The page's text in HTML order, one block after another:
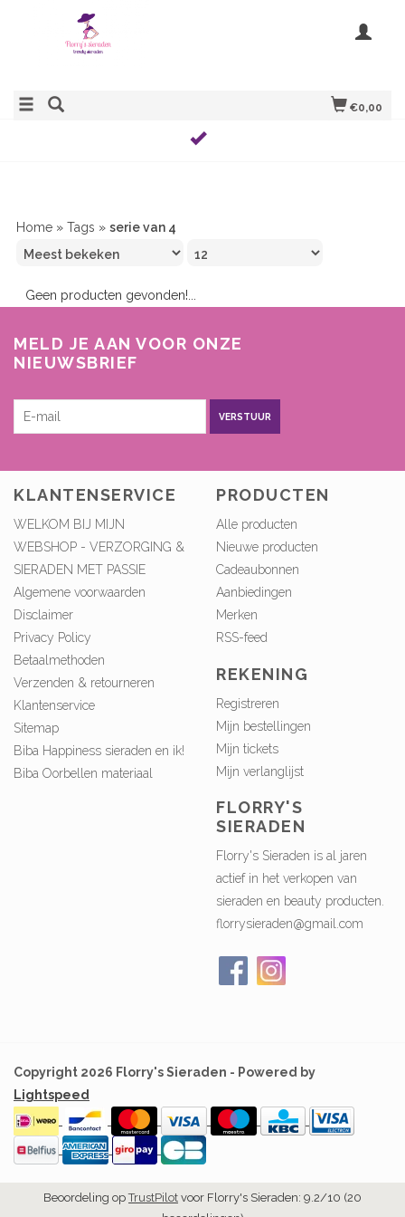
€0,00
Home » Tags » serie van 4
Geen producten gevonden!...
MELD JE AAN VOOR ONZE
NIEUWSBRIEF
VERSTUUR
KLANTENSERVICE
WELKOM BIJ MIJN
WEBSHOP - VERZORGING &
SIERADEN MET PASSIE
Algemene voorwaarden
Disclaimer
Privacy Policy
Betaalmethoden
Verzenden & retourneren
Klantenservice
Sitemap
Biba Happiness sieraden en ik!
Biba Oorbellen materiaal
PRODUCTEN
Alle producten
Nieuwe producten
Cadeaubonnen
Aanbiedingen
Merken
RSS-feed
REKENING
Registreren
Mijn bestellingen
Mijn tickets
Mijn verlanglijst
FLORRY'S
SIERADEN
Florry's Sieraden is al jaren
actief in het verkopen van
sieraden en beauty producten.
florrysieraden@gmail.com
Copyright 2026 Florry's Sieraden - Powered by
Lightspeed
Beoordeling opTrustPilot voor Florry's Sieraden: 9.2/10 (20